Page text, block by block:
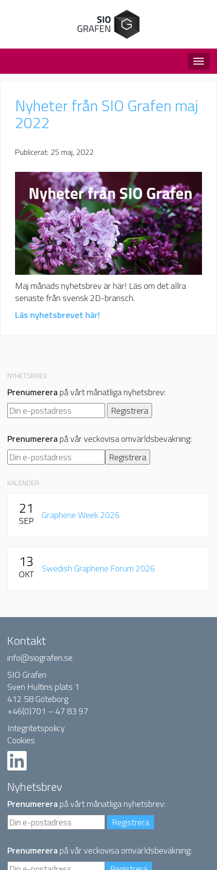
Nyheter från SIO Grafen maj
2022
Publicerat: 25 maj, 2022
Maj månads nyhetsbrev är här! Läs om det allra
senaste från svensk 2D-bransch.
Läs nyhetsbrevet här!
NYHETSBREV
Prenumererapå vårt månatliga nyhetsbrev:
Prenumererapå vår veckovisa omvärldsbevakning:
KALENDER
21
SEP Graphene Week 2026
13
OKT Swedish Graphene Forum 2026
Kontakt
info@siografen.se
SIO Grafen
Sven Hultins plats 1
412 58 Göteborg
+46(0)701 – 47 83 97
Integritetspolicy
Cookies
Nyhetsbrev
Prenumererapå vårt månatliga nyhetsbrev:
Prenumererapå vår veckovisa omvärldsbevakning: